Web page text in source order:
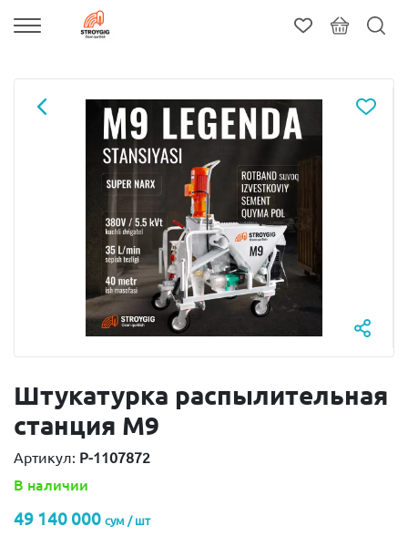
Штукатурка распылительная
станция М9
Артикул: P-1107872
В наличии
49 140 000 сум / шт